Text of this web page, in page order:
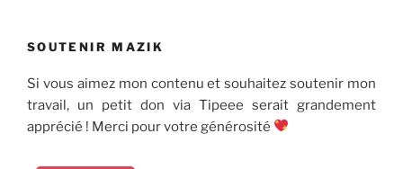
SOUTENIR MAZIK
Si vous aimez mon contenu et souhaitez soutenir mon
travail, un petit don via Tipeee serait grandement
apprécié ! Merci pour votre générosité